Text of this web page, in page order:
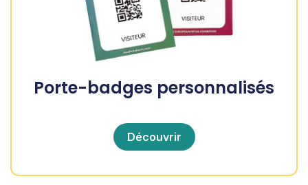
Porte-badges personnalisés
Découvrir